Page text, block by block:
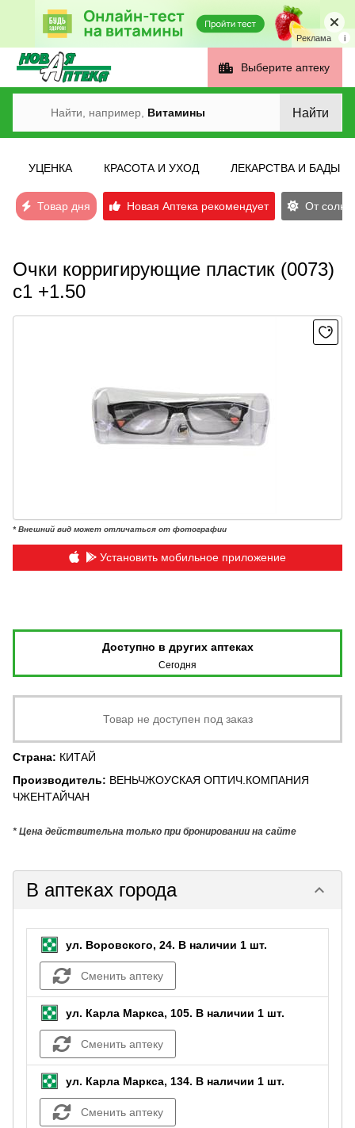
Реклама i
Выберите аптеку
Найти, например, Витамины Найти
УЦЕНКА КРАСОТА И УХОД ЛЕКАРСТВА И БАДЫ
Товар дня Новая Аптека рекомендует От
Очки корригирующие пластик (0073)
с1 +1.50
* Внешний вид может отличаться от фотографии
Установить мобильное приложение
Доступно в других аптеках
Сегодня
Товар не доступен под заказ
Страна: КИТАЙ
Производитель: ВЕНЬЧЖОУСКАЯ ОПТИЧ.КОМПАНИЯ
ЧЖЕНТАЙЧАН
* Цена действительна только при бронировании на сайте
В аптеках города keyboard_arrow_down
ул. Воровского, 24. В наличии 1 шт.
Сменить аптеку
ул. Карла Маркса, 105. В наличии 1 шт.
Сменить аптеку
ул. Карла Маркса, 134. В наличии 1 шт.
Сменить аптеку